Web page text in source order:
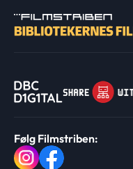
Følg Filmstriben: